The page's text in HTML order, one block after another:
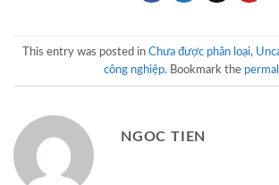
This entry was posted in Chưa được phân loại,
công nghiệp. Bookmark the
NGOC TIEN